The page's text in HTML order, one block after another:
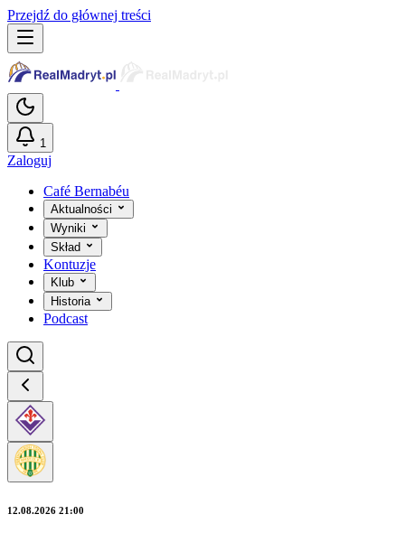
Przejdź do głównej treści
1
Zaloguj
Café Bernabéu
Aktualności
Wyniki
Skład
Kontuzje
Klub
Historia
Podcast
12.08.2026 21:00